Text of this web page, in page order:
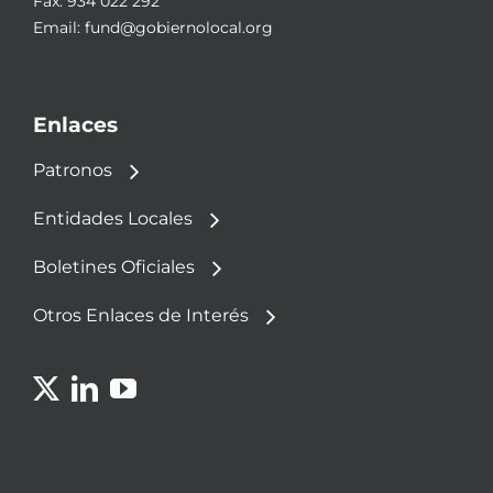
Email: fund@gobiernolocal.org
Enlaces
Patronos
Entidades Locales
Boletines Oficiales
Otros Enlaces de Interés